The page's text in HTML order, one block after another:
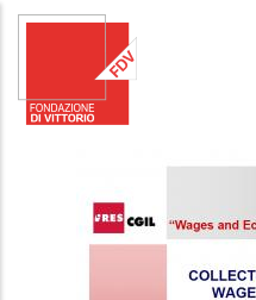
Salta
principale